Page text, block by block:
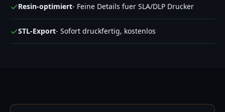
✓Resin-optimiert- Feine Details fuer SLA/DLP Drucker
✓STL-Export- Sofort druckfertig, kostenlos